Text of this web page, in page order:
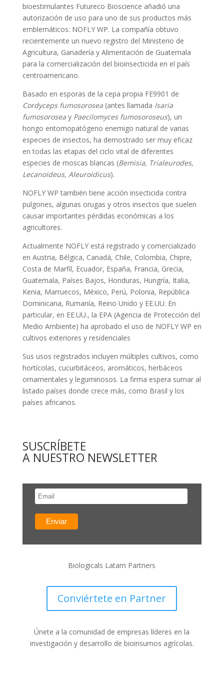
bioestimulantes Futureco Bioscience añadió una
autorización de uso para uno de sus productos más
emblemáticos: NOFLY WP. La compañía obtuvo
recientemente un nuevo registro del Ministerio de
Agricultura, Ganadería y Alimentación de Guatemala
para la comercialización del bioinsecticida en el país
centroamericano.
Basado en esporas de la cepa propia FE9901 de
Cordyceps fumosorosea(antes llamada Isaria
fumosoroseay Paecilomyces fumosoroseus), un
hongo entomopatógeno enemigo natural de varias
especies de insectos, ha demostrado ser muy eficaz
en todas las etapas del ciclo vital de diferentes
especies de moscas blancas (Bemisia, Trialeurodes,
Lecanoideus, Aleuroidicus).
NOFLY WP también tiene acción insecticida contra
pulgones, algunas orugas y otros insectos que suelen
causar importantes pérdidas económicas a los
agricultores.
Actualmente NOFLY está registrado y comercializado
en Austria, Bélgica, Canadá, Chile, Colombia, Chipre,
Costa de Marfil, Ecuador, España, Francia, Grecia,
Guatemala, Países Bajos, Honduras, Hungría, Italia,
Kenia, Marruecos, México, Perú, Polonia, República
Dominicana, Rumanía, Reino Unido y EE.UU. En
particular, en EE.UU., la EPA (Agencia de Protección del
Medio Ambiente) ha aprobado el uso de NOFLY WP en
cultivos exteriores y residenciales
Sus usos registrados incluyen múltiples cultivos, como
hortícolas, cucurbitáceos, aromáticos, herbáceos
ornamentales y leguminosos. La firma espera sumar al
listado países donde crece más, como Brasil y los
países africanos.
SUSCRÍBETE
A NUESTRO NEWSLETTER
Biologicals Latam Partners
Conviértete en Partner
Únete a la comunidad de empresas líderes en la
investigación y desarrollo de bioinsumos agrícolas.